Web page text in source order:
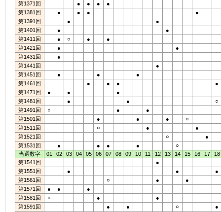
第1371回
● ● ●
●
第1381回
● ● ●
●
第1391回
●
●
第1401回
●
●
第1411回
● ○ ●
●
第1421回
●
●
第1431回
●
第1441回
●
第1451回
● ●
●
第1461回
● ● ●
●
第1471回
● ●
●
第1481回
● ●
○
第1491回
○ ●
●
第1501回
● ● ●
○
第1511回
○ ●
●
第1521回
○
●
第1531回
● ● ● ●
○
当選数字
01 02 03 04 05 06 07 08 09 10 11 12 13 14 15 16 17
18
第1541回
●
第1551回
● ●
●
第1561回
○ ●
●
第1571回
● ●
●
第1581回
○ ●
●
第1591回
● ● ○
●